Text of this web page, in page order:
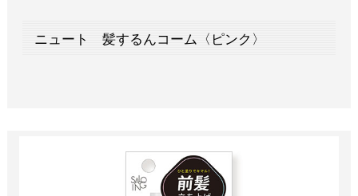
ニュート 髪するんコーム〈ピンク〉